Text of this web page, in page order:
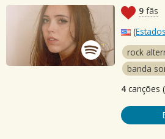
9 fãs
(
rock
banda
4 canções